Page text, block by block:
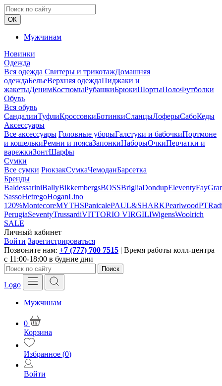
ОК
Мужчинам
Новинки
Одежда
Вся одежда Свитеры и трикотажДомашняя
одеждаБельеВерхняя одеждаПиджаки и
жакетыДенимКостюмыРубашкиБрюкиШортыПолоФутболки
Обувь
Вся обувь
СандалииТуфлиКроссовкиБотинкиСланцыЛоферыСабоКеды
Аксессуары
Все аксессуары Головные уборыГалстуки и бабочкиПортмоне
и кошелькиРемни и поясаЗапонкиНаборыОчкиПерчатки и
варежкиЗонтШарфы
Сумки
Все сумки РюкзакСумкаЧемоданБарсетка
Бренды
BaldessariniBallyBikkembergsBOSSBrigliaDondupEleventyFay
SassoHetregoHoganLino
120%MontecoreMYTHSPanicalePAUL&SHARKPearlwoodPT
PerugiaSeventyTrussardiVITTORIO VIRGILIWigensWoolrich
SALE
Личный кабинет
Войти Зарегистрироваться
Позвоните нам: +7 (777) 700 7515 | Время работы колл-центра
с 11:00-18:00 в будние дни
Поиск
Logo
Мужчинам
0
Корзина
Избранное (0)
Войти